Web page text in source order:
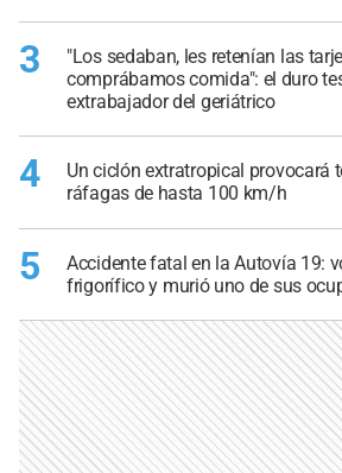
3
"Los sedaban, les retenían las
comprábamos comida": el duro
extrabajador del geriátrico
4
Un ciclón extratropical provocará
ráfagas de hasta 100 km/h
5
Accidente fatal en la Autovía 19:
frigorífico y murió uno de sus